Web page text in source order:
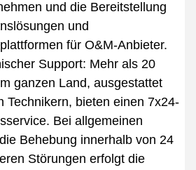
und die Bereitstellung
und
für O&M-Anbieter.
Support: Mehr als 20
ganzen Land, ausgestattet
Technikern, bieten einen 7x24-
Bei allgemeinen
Behebung innerhalb von 24
Störungen erfolgt die